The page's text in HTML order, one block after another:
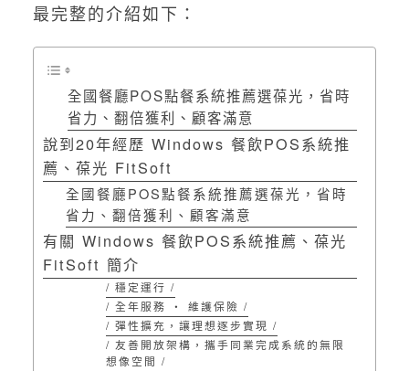
最完整的介紹如下：
全國餐廳POS點餐系統推薦選葆光，省時
省力、翻倍獲利、顧客滿意
說到20年經歷 Windows 餐飲POS系統推
薦、葆光 FitSoft
全國餐廳POS點餐系統推薦選葆光，省時
省力、翻倍獲利、顧客滿意
有關 Windows 餐飲POS系統推薦、葆光
FitSoft 簡介
/ 穩定運行 /
/ 全年服務 ‧ 維護保險 /
/ 彈性擴充，讓理想逐步實現 /
/ 友善開放架構，攜手同業完成系統的無限
想像空間 /